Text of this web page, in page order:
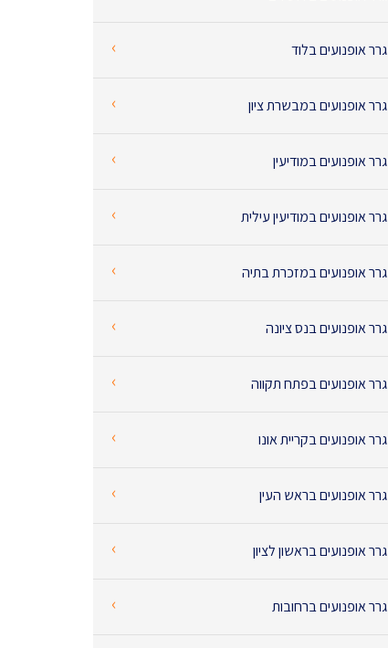
‹ גרר אופנועים בלוד
‹ גרר אופנועים במבשרת ציון
‹ גרר אופנועים במודיעין
‹ גרר אופנועים במודיעין עילית
‹ גרר אופנועים במזכרת בתיה
‹ גרר אופנועים בנס ציונה
‹ גרר אופנועים בפתח תקווה
‹ גרר אופנועים בקריית אונו
‹ גרר אופנועים בראש העין
‹ גרר אופנועים בראשון לציון
‹ גרר אופנועים ברחובות